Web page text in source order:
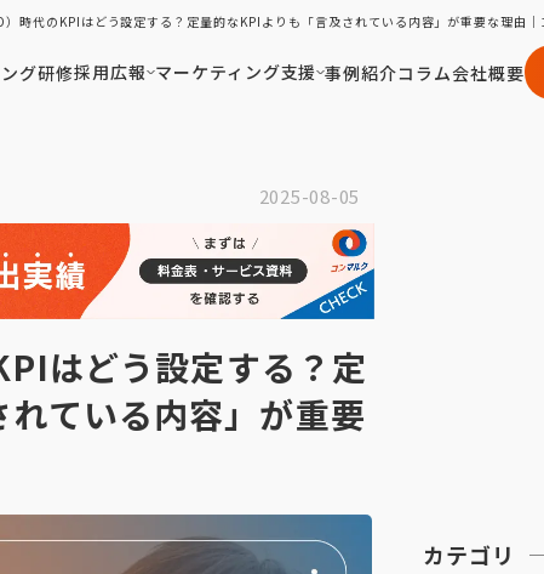
）時代のKPIはどう設定する？定量的なKPIよりも「言及されている内容」が重要な理由
グ研修採用広報 マーケティング支援 事例紹介コラム会社概要
2025-08-05
はどう設定する？定
ている内容」が重要
カテゴリ